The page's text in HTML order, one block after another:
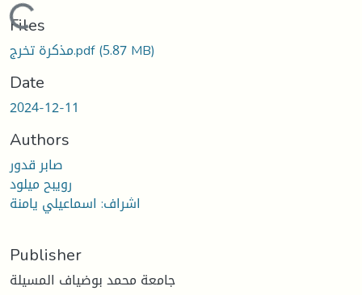
Loading...
Files
مذكرة تخرج.pdf(5.87 MB)
Date
2024-12-11
Authors
صابر قدور
رويبح ميلود
اشراف: اسماعيلي يامنة
Publisher
جامعة محمد بوضياف المسيلة